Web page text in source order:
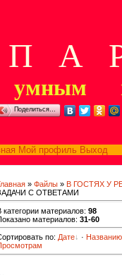
Р
Поделиться…
Мой профиль Выход
» Файлы » В ГОСТЯХ У
С ОТВЕТАМИ
категории материалов: 98
материалов: 31-60
по: Дате · Названию